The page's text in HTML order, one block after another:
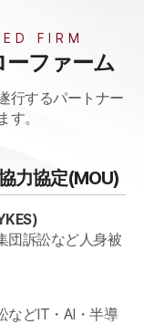
FIRM
ーファーム
行するパートナー
す。
力協定(MOU)
)
団訴訟など人身被
などIT・AI・半導